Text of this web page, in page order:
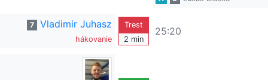
7 Vladimir Juhasz
hákovanie
Trest
2 min
25:20